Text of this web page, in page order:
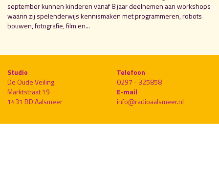
september kunnen kinderen vanaf 8 jaar deelnemen aan workshops
waarin zij spelenderwijs kennismaken met programmeren, robots
bouwen, fotografie, film en...
Studio
De Oude Veiling
Marktstraat 19
1431 BD Aalsmeer
Telefoon
0297 - 325858
E-mail
info@radioaalsmeer.nl